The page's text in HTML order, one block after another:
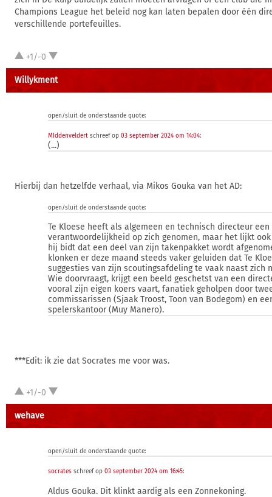
Champions League het beleid nog kan laten bepalen door één
verschillende portefeuilles.
+1/-0
Willykment
open/sluit de onderstaande quote:
MIddenveldert schreef op03 september 2024 om 14:04:
(...)
Hierbij dan hetzelfde verhaal, via Mikos Gouka van het AD:
open/sluit de onderstaande quote:
Te Kloese heeft als algemeen en technisch directeur een
verantwoordelijkheid op zich genomen, maar het lijkt
hij bidt dat een deel van zijn takenpakket wordt
klonken er deze maand steeds vaker geluiden dat Te
suggesties van zijn scoutingsafdeling te vaak naast zich
Wie doorvraagt, krijgt een beeld geschetst van een
vooral zijn eigen koers vaart, fanatiek geholpen door
commissarissen (Sjaak Troost, Toon van Bodegom) en
spelerskantoor (Muy Manero).
***Edit: ik zie dat Socrates me voor was.
+1/-0
wehave
open/sluit de onderstaande quote:
socrates schreef op03 september 2024 om 16:45:
Aldus Gouka. Dit klinkt aardig als een Zonnekoning.